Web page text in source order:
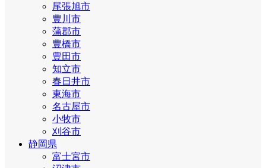
尾張旭市
豊川市
蒲郡市
豊橋市
豊田市
知立市
春日井市
東海市
名古屋市
小牧市
刈谷市
静岡県
富士宮市